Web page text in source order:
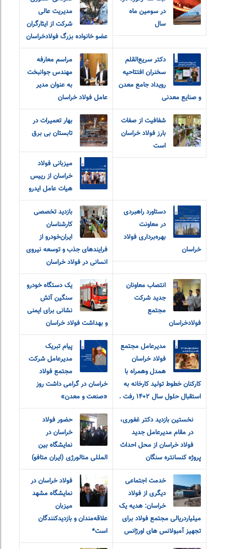
در سومین ماه
سال
مدیریت عالی
شرکت از ایثارگران
عضو خانواده‌ بزرگ‌ فولادخراسان
دکتر سریع‌القلم
سخنران افتتاحیه
رویداد جامع معدن
و صنایع معدنی
مراسم معارفه
مهندس جوانبخت
به عنوان مدیر
عامل فولاد خراسان
شفافیت از صفات
بارز فولاد خراسان
است
بهار تعمیرات در
تابستان بی برق
میزبانی فولاد
خراسان از رییس
هیات عامل ایدرو
دستاورد راهبردی
در معاونت
بهره‌برداری فولاد
خراسان
بازدید تخصصی
کارشناسان
ایران‌خودرو از
فرایندهای جذب و توسعه نیروی
انسانی در فولاد خراسان
انتصاب معاونان
جدید شرکت
مجتمع
فولادخراسان
یک دستگاه خودرو
سنگین آتش
نشانی برای ایمنی
و بهداشت فولاد خراسان
مدیرعامل مجتمع
فولاد خراسان
همدل وهمراه با
کارکنان خطوط تولید کارخانه به
استقبال حلول سال ۱۴۰۲ رفت .
پیام تبریک
مدیرعامل شرکت
مجتمع فولاد
خراسان در گرامی داشت روز
«صنعت و معدن»
نخستین بازدید دکتر غفوری،
در مقام مدیرعامل جدید
فولاد خراسان از محل احداث
پروژه کنسانتره سنگان
حضور فولاد
خراسان در
نمایشگاه بین
المللی متالورژی (ایران متافو)
خدمت اجتماعی
دیگری از فولاد
خراسان: هدیه یک
میلیاردریالی مجتمع فولاد برای
تجهیز آمبولانس های اورژانس
فولاد خراسان در
نمایشگاه مشهد
میزبان
علاقه‌مندان و‌ بازدیدکنندگان
است*